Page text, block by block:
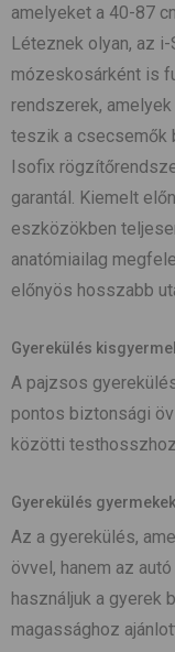
amelyeket a 40-87
Léteznek olyan, az
mózeskosárként is
rendszerek,
teszik a csecsemők
Isofix
garantál. Kiemelt
eszközökben
anatómiailag
előnyös hosszabb
Gyerekülés
A pajzsos
pontos biztonsági
közötti
Gyerekülés
Az a gyerekülés,
övvel, hanem az
használjuk a gyerek
magassághoz